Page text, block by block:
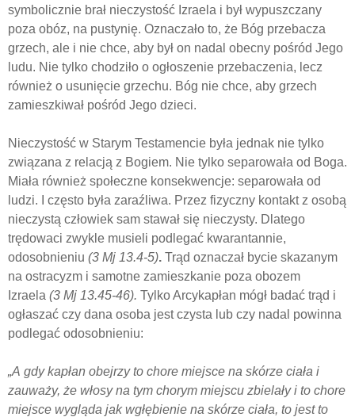
symbolicznie brał nieczystość Izraela i był wypuszczany
poza obóz, na pustynię. Oznaczało to, że Bóg przebacza
grzech, ale i nie chce, aby był on nadal obecny pośród Jego
ludu. Nie tylko chodziło o ogłoszenie przebaczenia, lecz
również o usunięcie grzechu. Bóg nie chce, aby grzech
zamieszkiwał pośród Jego dzieci.
Nieczystość w Starym Testamencie była jednak nie tylko
związana z relacją z Bogiem. Nie tylko separowała od Boga.
Miała również społeczne konsekwencje: separowała od
ludzi. I często była zaraźliwa. Przez fizyczny kontakt z osobą
nieczystą człowiek sam stawał się nieczysty. Dlatego
trędowaci zwykle musieli podlegać kwarantannie,
odosobnieniu (3 Mj 13.4-5). Trąd oznaczał bycie skazanym
na ostracyzm i samotne zamieszkanie poza obozem
Izraela (3 Mj 13.45-46). Tylko Arcykapłan mógł badać trąd i
ogłaszać czy dana osoba jest czysta lub czy nadal powinna
podlegać odosobnieniu:
„A gdy kapłan obejrzy to chore miejsce na skórze ciała i
zauważy, że włosy na tym chorym miejscu zbielały i to chore
miejsce wygląda jak wgłębienie na skórze ciała, to jest to